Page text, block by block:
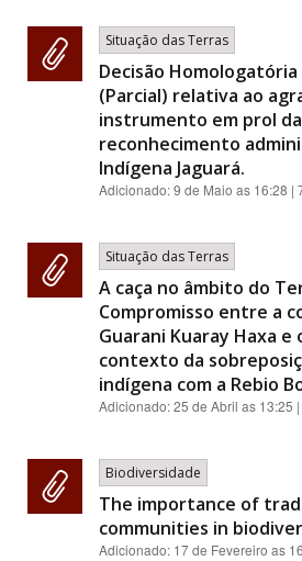
Situação das Terras
Decisão
(Parcial) relativa ao
instrumento em prol
reconhecimento
Indígena Jaguará.
Adicionado:9 de Maio as 16:28 |
Situação das Terras
A caça no âmbito do
Compromisso entre a
Guarani Kuaray Haxa e
contexto da
indígena com a Rebio
Adicionado:25 de Abril as 13:25
Biodiversidade
The importance of
communities in
Adicionado: 17 de Fevereiro as